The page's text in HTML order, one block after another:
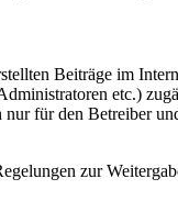
Beiträge im
etc.)
für den Betreiber
zur